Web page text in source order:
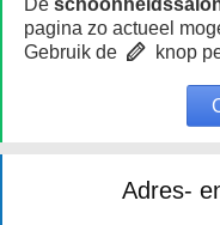
pagina zo actueel
Gebruik de
knop
Adres-